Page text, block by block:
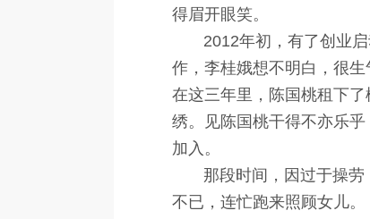
得眉开眼笑。
2012年初，有了创业启
作，李桂娥想不明白，很生
在这三年里，陈国桃租下
绣。见陈国桃干得不亦乐
加入。
那段时间，因过于操劳，
不已，连忙跑来照顾女儿。